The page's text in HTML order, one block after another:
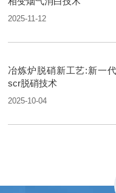
2025-11-12
冶炼炉脱硝新工艺:新一
scr脱硝技术
2025-10-04